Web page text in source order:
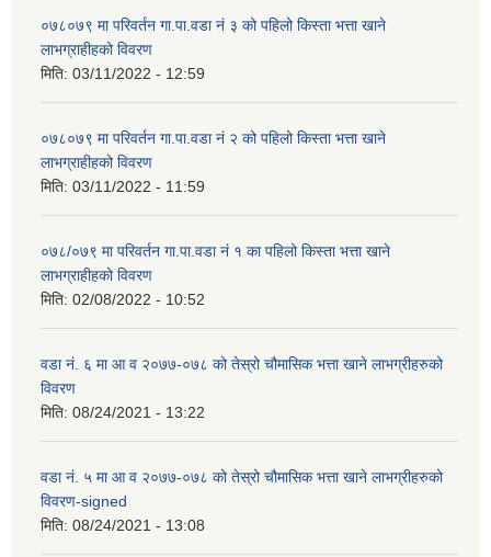
०७८०७९ मा परिवर्तन गा.पा.वडा नं ३ को पहिलो किस्ता भत्ता खाने
लाभग्राहीहको विवरण
मिति: 03/11/2022 - 12:59
०७८०७९ मा परिवर्तन गा.पा.वडा नं २ को पहिलो किस्ता भत्ता खाने
लाभग्राहीहको विवरण
मिति: 03/11/2022 - 11:59
०७८/०७९ मा परिवर्तन गा.पा.वडा नं १ का पहिलो किस्ता भत्ता खाने
लाभग्राहीहको विवरण
मिति: 02/08/2022 - 10:52
वडा न‌ं. ६ मा आ व २०७७-०७८ को तेस्रो चौमासिक भत्ता खाने लाभग्रीहरुको
विवरण
मिति: 08/24/2021 - 13:22
वडा न‌ं. ५ मा आ व २०७७-०७८ को तेस्रो चौमासिक भत्ता खाने लाभग्रीहरुको
विवरण-signed
मिति: 08/24/2021 - 13:08